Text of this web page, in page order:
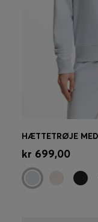
Hurtigkøb
kr 699,00